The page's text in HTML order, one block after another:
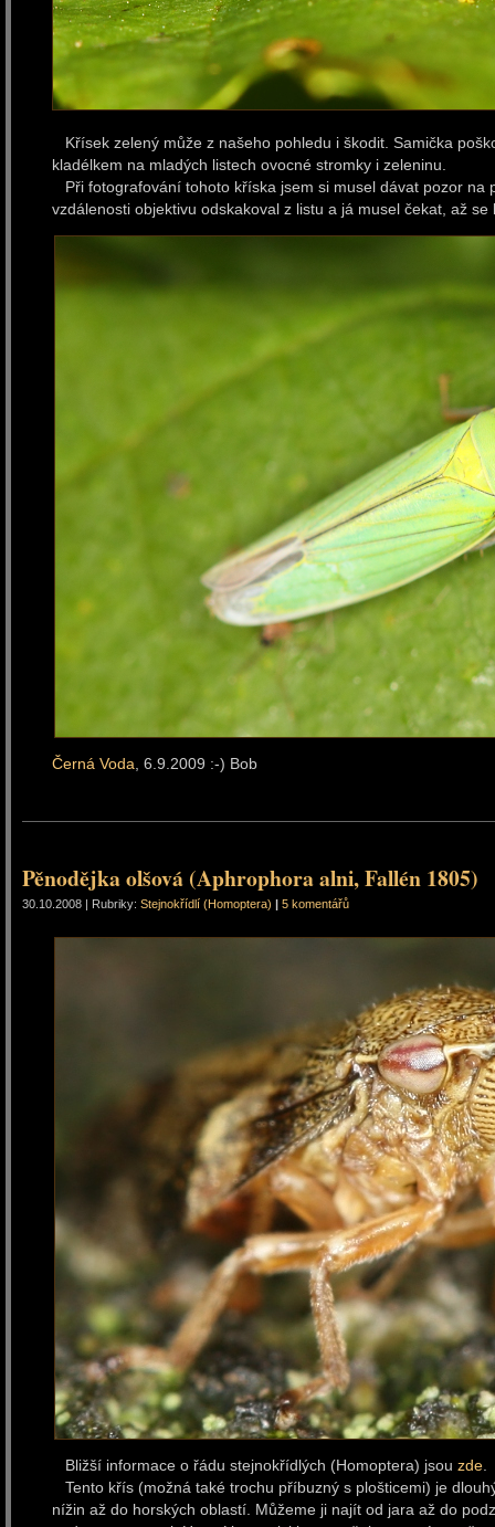
Křísek zelený může z našeho pohledu i škodit. Samička
kladélkem na mladých listech ovocné stromky i zeleninu.
Při fotografování tohoto kříska jsem si musel dávat pozor na
vzdálenosti objektivu odskakoval z listu a já musel čekat, až
Černá Voda, 6.9.2009 :-) Bob
Pěnodějka olšová (Aphrophora alni, Fallén 1805)
30.10.2008 | Rubriky: Stejnokřídlí (Homoptera) | 5 komentářů
Bližší informace o řádu stejnokřídlých (Homoptera) jsou zde.
Tento křís (možná také trochu příbuzný s plošticemi) je
nížin až do horských oblastí. Můžeme ji najít od jara až do